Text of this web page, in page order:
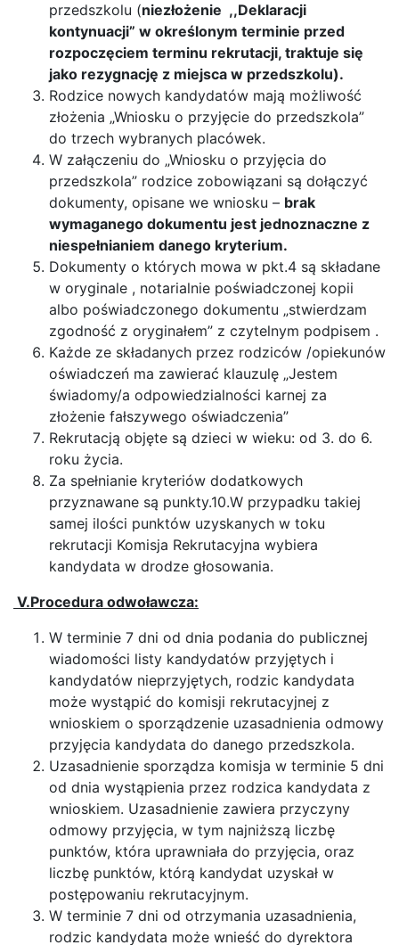
przedszkolu (niezłożenie ,,Deklaracji
kontynuacji” w określonym terminie przed
rozpoczęciem terminu rekrutacji, traktuje się
jako rezygnację z miejsca w przedszkolu).
Rodzice nowych kandydatów mają możliwość
złożenia „Wniosku o przyjęcie do przedszkola”
do trzech wybranych placówek.
W załączeniu do „Wniosku o przyjęcia do
przedszkola” rodzice zobowiązani są dołączyć
dokumenty, opisane we wniosku – brak
wymaganego dokumentu jest jednoznaczne z
niespełnianiem danego kryterium.
Dokumenty o których mowa w pkt.4 są składane
w oryginale , notarialnie poświadczonej kopii
albo poświadczonego dokumentu „stwierdzam
zgodność z oryginałem” z czytelnym podpisem .
Każde ze składanych przez rodziców /opiekunów
oświadczeń ma zawierać klauzulę „Jestem
świadomy/a odpowiedzialności karnej za
złożenie fałszywego oświadczenia”
Rekrutacją objęte są dzieci w wieku: od 3. do 6.
roku życia.
Za spełnianie kryteriów dodatkowych
przyznawane są punkty.10.W przypadku takiej
samej ilości punktów uzyskanych w toku
rekrutacji Komisja Rekrutacyjna wybiera
kandydata w drodze głosowania.
V.Procedura odwoławcza:
W terminie 7 dni od dnia podania do publicznej
wiadomości listy kandydatów przyjętych i
kandydatów nieprzyjętych, rodzic kandydata
może wystąpić do komisji rekrutacyjnej z
wnioskiem o sporządzenie uzasadnienia odmowy
przyjęcia kandydata do danego przedszkola.
Uzasadnienie sporządza komisja w terminie 5 dni
od dnia wystąpienia przez rodzica kandydata z
wnioskiem. Uzasadnienie zawiera przyczyny
odmowy przyjęcia, w tym najniższą liczbę
punktów, która uprawniała do przyjęcia, oraz
liczbę punktów, którą kandydat uzyskał w
postępowaniu rekrutacyjnym.
W terminie 7 dni od otrzymania uzasadnienia,
rodzic kandydata może wnieść do dyrektora